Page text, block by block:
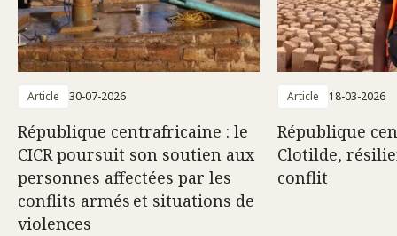
Article 30-07-2026
République centrafricaine : le
CICR poursuit son soutien aux
personnes affectées par les
conflits armés et situations de
violences
Article 18-03-2026
République
Clotilde,
conflit